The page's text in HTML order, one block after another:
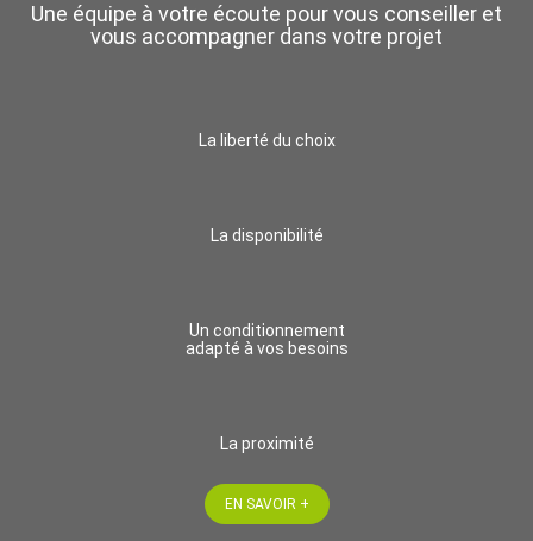
Une équipe à votre écoute pour vous conseiller et
vous accompagner dans votre projet
La liberté du choix
La disponibilité
Un conditionnement
adapté à vos besoins
La proximité
EN SAVOIR +